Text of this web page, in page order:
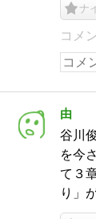
ナ
コメ
由
谷川
を今
て３
り」